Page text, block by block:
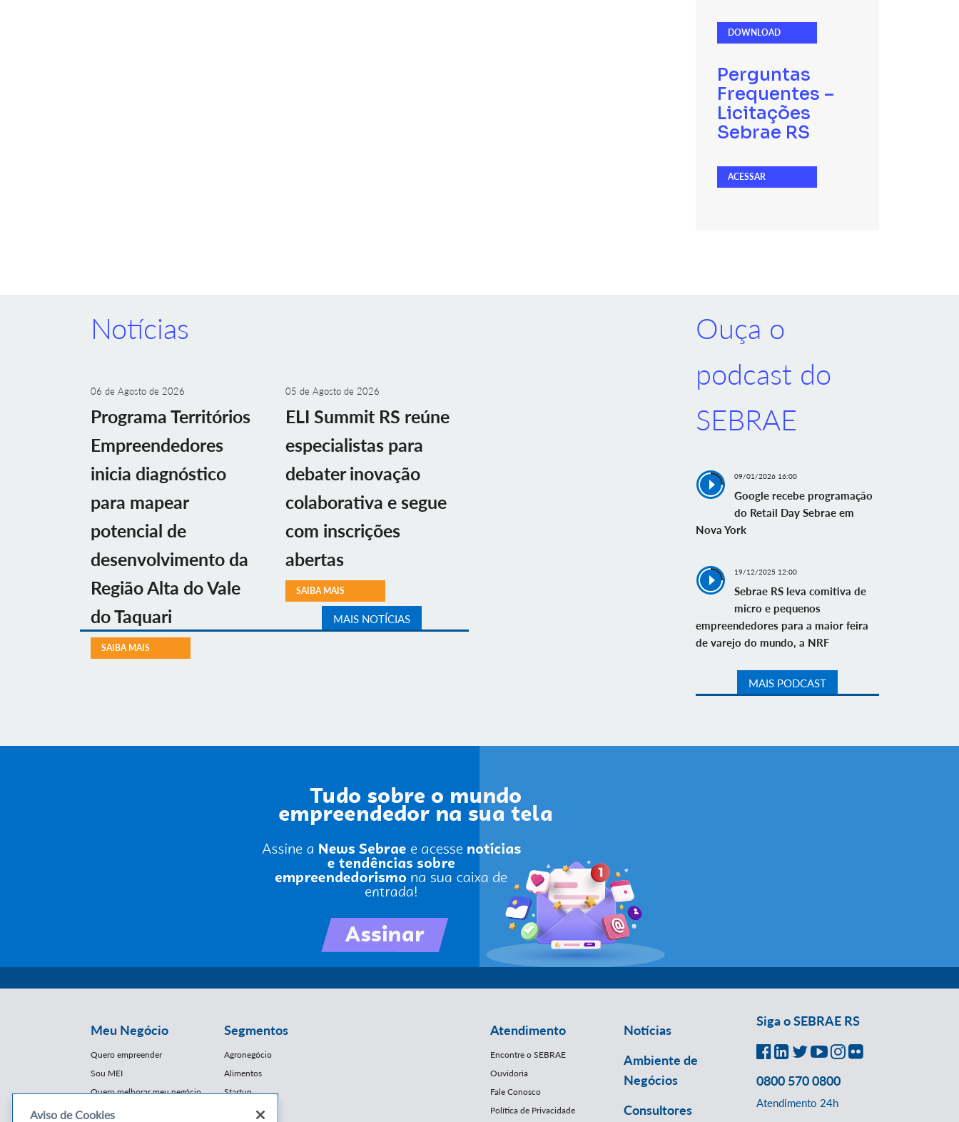
DOWNLOAD
Perguntas
Frequentes –
Licitações
Sebrae RS
ACESSAR
Notícias
06 de Agosto de 2026
Programa Territórios
Empreendedores
inicia diagnóstico
para mapear
potencial de
desenvolvimento da
Região Alta do Vale
do Taquari
SAIBA MAIS
05 de Agosto de 2026
ELI Summit RS reúne
especialistas para
debater inovação
colaborativa e segue
com inscrições
abertas
SAIBA MAIS
MAIS NOTÍCIAS
Ouça o
podcast do
SEBRAE
09/01/2026 16:00
Google recebe programação
do Retail Day Sebrae em
Nova York
19/12/2025 12:00
Sebrae RS leva comitiva de
micro e pequenos
empreendedores para a maior feira
de varejo do mundo, a NRF
MAIS PODCAST
Meu Negócio
Quero empreender
Sou MEI
Quero melhorar meu negócio
Segmentos
Agronegócio
Alimentos
Startup
E-Commerce
Atendimento
Encontre o SEBRAE
Ouvidoria
Fale Conosco
Política de Privacidade
Notícias
Ambiente de
Negócios
Consultores
Siga o SEBRAE RS
0800 570 0800
Atendimento 24h
Aviso de Cookies